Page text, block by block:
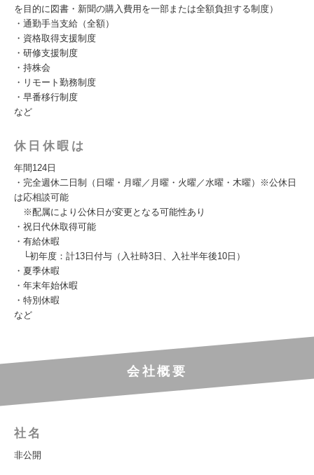
を目的に図書・新聞の購入費用を一部または全額負担する制度）
・通勤手当支給（全額）
・資格取得支援制度
・研修支援制度
・持株会
・リモート勤務制度
・早番移行制度
など
休日休暇は
年間124日
・完全週休二日制（日曜・月曜／月曜・火曜／水曜・木曜）※公休日
は応相談可能
※配属により公休日が変更となる可能性あり
・祝日代休取得可能
・有給休暇
└初年度：計13日付与（入社時3日、入社半年後10日）
・夏季休暇
・年末年始休暇
・特別休暇
など
会社概要
社名
非公開